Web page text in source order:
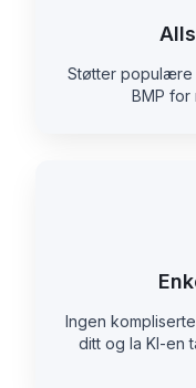
Støtter populære
BMP for
Ingen
ditt og la KI-en